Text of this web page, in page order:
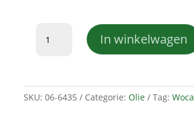
diamond
Carbon
Black
In winkelwagen
SKU: 06-6435 Categorie: Olie Tag: Woca